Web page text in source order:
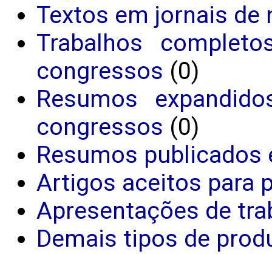
Textos em jornais
Trabalhos
congressos (0)
Resumos
congressos (0)
Resumos
Artigos aceitos para
Apresentações de
Demais tipos de